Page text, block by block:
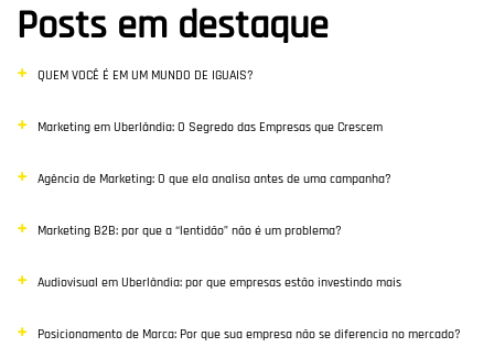
Blog
Vendas
Destaque
Inbound Marketing
Desenvolvimento Web
Google Ads
E-commerce
Posts em destaque
QUEM VOCÊ É EM UM MUNDO DE IGUAIS?
Marketing em Uberlândia: O Segredo das Empresas que Crescem
Agência de Marketing: O que ela analisa antes de uma campanha?
Marketing B2B: por que a “lentidão” não é um problema?
Audiovisual em Uberlândia: por que empresas estão investindo mais
Posicionamento de Marca: Por que sua empresa não se diferencia no mercado?